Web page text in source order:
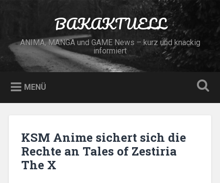
BAKAKTUELL
ANIMA, MANGA und GAME News – kurz und knackig
informiert
MENÜ
KSM Anime sichert sich die
Rechte an Tales of Zestiria
The X